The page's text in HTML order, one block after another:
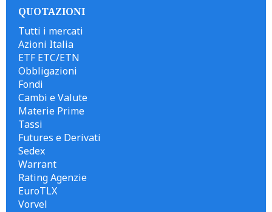
QUOTAZIONI
Tutti i mercati
Azioni Italia
ETF ETC/ETN
Obbligazioni
Fondi
Cambi e Valute
Materie Prime
Tassi
Futures e Derivati
Sedex
Warrant
Rating Agenzie
EuroTLX
Vorvel